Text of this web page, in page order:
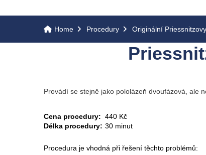
Home Procedury Originální
Provádí se stejně jako pololázeň dvoufázová, ale
Cena procedury: 440 Kč
Délka procedury: 30 minut
Procedura je vhodná při řešení těchto problémů: